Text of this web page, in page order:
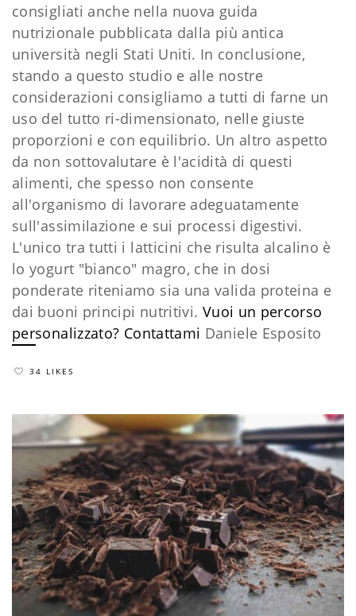
consigliati anche nella nuova guida
nutrizionale pubblicata dalla più antica
università negli Stati Uniti. In conclusione,
stando a questo studio e alle nostre
considerazioni consigliamo a tutti di farne un
uso del tutto ri-dimensionato, nelle giuste
proporzioni e con equilibrio. Un altro aspetto
da non sottovalutare è l'acidità di questi
alimenti, che spesso non consente
all'organismo di lavorare adeguatamente
sull'assimilazione e sui processi digestivi.
L'unico tra tutti i latticini che risulta alcalino è
lo yogurt "bianco" magro, che in dosi
ponderate riteniamo sia una valida proteina e
dai buoni principi nutritivi. Vuoi un percorso
personalizzato? ​Contattami Daniele Esposito
34 LIKES